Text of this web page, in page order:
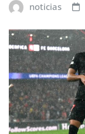
noticias